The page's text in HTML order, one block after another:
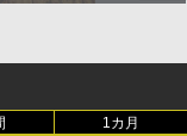
1カ月